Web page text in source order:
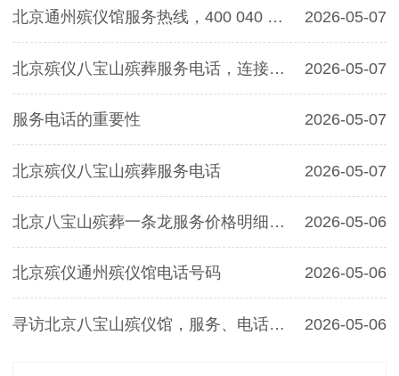
北京通州殡仪馆服务热线，400 040 4090 全面解析 2026-05-07
北京殡仪八宝山殡葬服务电话，连接生命终点的关怀纽带 2026-05-07
服务电话的重要性 2026-05-07
北京殡仪八宝山殡葬服务电话 2026-05-07
北京八宝山殡葬一条龙服务价格明细全解析 2026-05-06
北京殡仪通州殡仪馆电话号码 2026-05-06
寻访北京八宝山殡仪馆，服务、电话与人文关怀 2026-05-06